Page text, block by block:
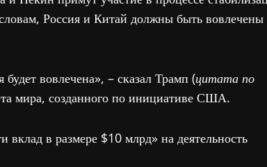
Россия и Китай должны быть вовлечены
вовлечена», – сказал Трамп (цитата по
мира, созданного по инициативе США.
в размере $10 млрд» на деятельность